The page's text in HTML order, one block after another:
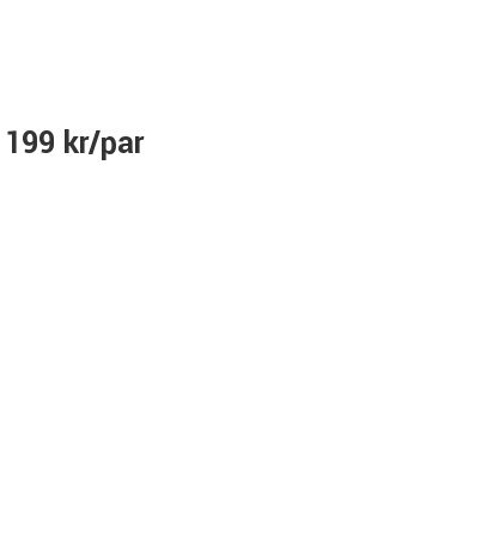
199 kr/par